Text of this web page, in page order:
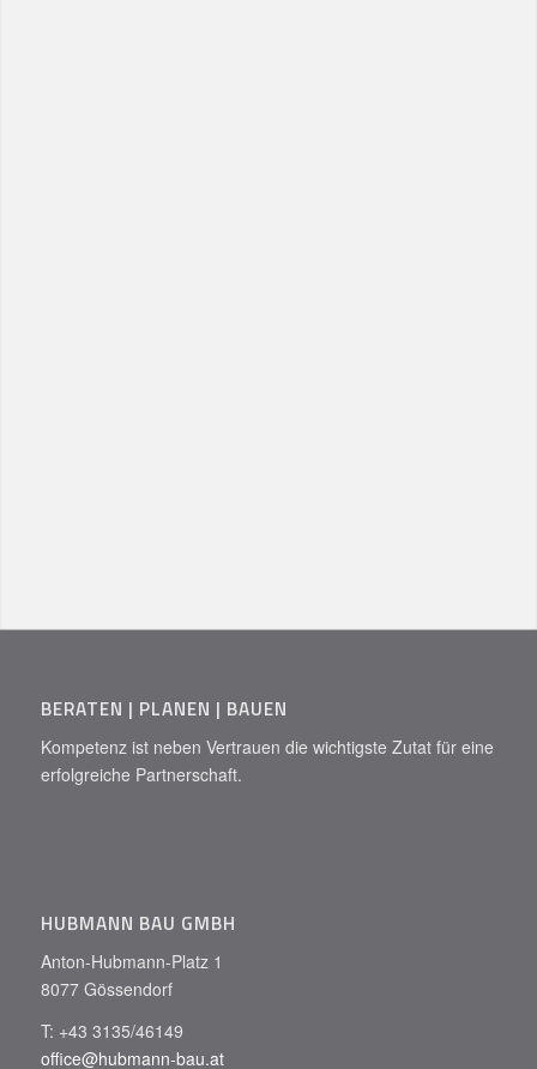
BERATEN | PLANEN | BAUEN
Kompetenz ist neben Vertrauen die wichtigste Zutat für eine
erfolgreiche Partnerschaft.
HUBMANN BAU GMBH
Anton-Hubmann-Platz 1
8077 Gössendorf
T: +43 3135/46149
office@hubmann-bau.at